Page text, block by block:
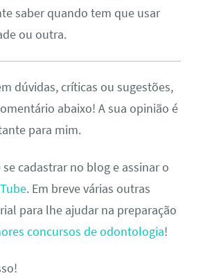
saber quando tem que usar
ou outra.
dúvidas, críticas ou sugestões,
abaixo! A sua opinião é
para mim.
se cadastrar no blog e assinar o
. Em breve várias outras
para lhe ajudar na preparação
concursos de odontologia!